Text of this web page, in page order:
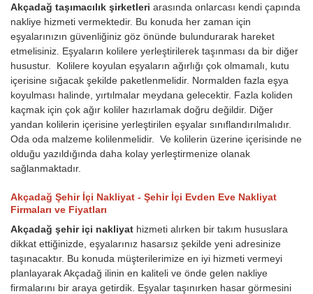
Akçadağ taşımacılık şirketleri arasında onlarcası kendi çapında
nakliye hizmeti vermektedir. Bu konuda her zaman için
eşyalarınızın güvenliğiniz göz önünde bulundurarak hareket
etmelisiniz. Eşyaların kolilere yerleştirilerek taşınması da bir diğer
husustur. Kolilere koyulan eşyaların ağırlığı çok olmamalı, kutu
içerisine sığacak şekilde paketlenmelidir. Normalden fazla eşya
koyulması halinde, yırtılmalar meydana gelecektir. Fazla koliden
kaçmak için çok ağır koliler hazırlamak doğru değildir. Diğer
yandan kolilerin içerisine yerleştirilen eşyalar sınıflandırılmalıdır.
Oda oda malzeme kolilenmelidir. Ve kolilerin üzerine içerisinde ne
olduğu yazıldığında daha kolay yerleştirmenize olanak
sağlanmaktadır.
Akçadağ Şehir İçi Nakliyat - Şehir İçi Evden Eve Nakliyat
Firmaları ve Fiyatları
Akçadağ şehir içi nakliyat hizmeti alırken bir takım hususlara
dikkat ettiğinizde, eşyalarınız hasarsız şekilde yeni adresinize
taşınacaktır. Bu konuda müşterilerimize en iyi hizmeti vermeyi
planlayarak Akçadağ ilinin en kaliteli ve önde gelen nakliye
firmalarını bir araya getirdik. Eşyalar taşınırken hasar görmesini